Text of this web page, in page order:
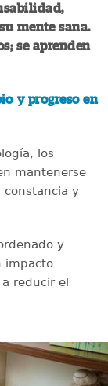
mente sana.
se aprenden
y progreso en
los
mantenerse
constancia y
y
impacto
reducir el